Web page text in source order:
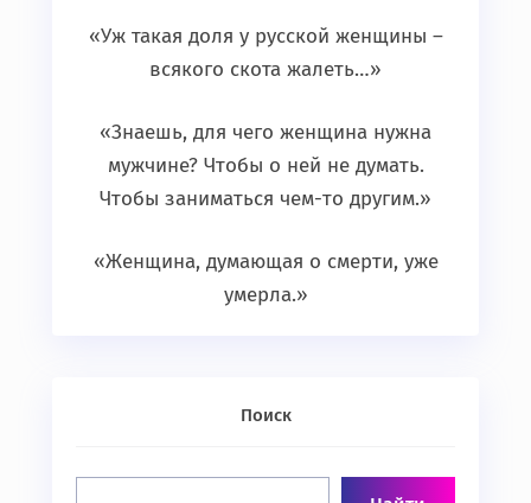
«Уж такая доля у русской женщины –
всякого скота жалеть…»
«Знаешь, для чего женщина нужна
мужчине? Чтобы о ней не думать.
Чтобы заниматься чем-то другим.»
«Женщина, думающая о смерти, уже
умерла.»
Поиск